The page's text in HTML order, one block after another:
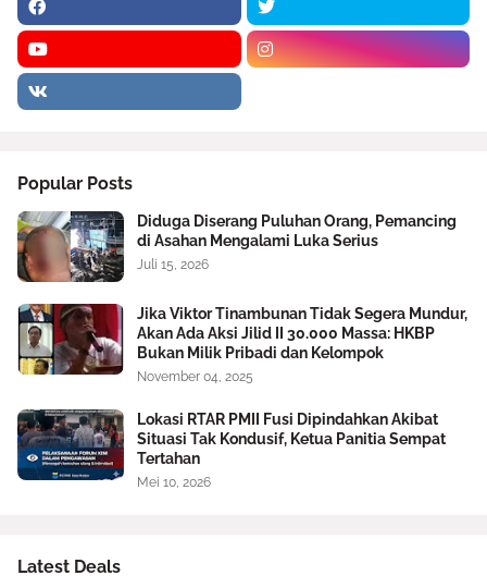
Popular Posts
Diduga Diserang Puluhan Orang, Pemancing
di Asahan Mengalami Luka Serius
Juli 15, 2026
Jika Viktor Tinambunan Tidak Segera Mundur,
Akan Ada Aksi Jilid II 30.000 Massa: HKBP
Bukan Milik Pribadi dan Kelompok
November 04, 2025
Lokasi RTAR PMII Fusi Dipindahkan Akibat
Situasi Tak Kondusif, Ketua Panitia Sempat
Tertahan
Mei 10, 2026
Latest Deals